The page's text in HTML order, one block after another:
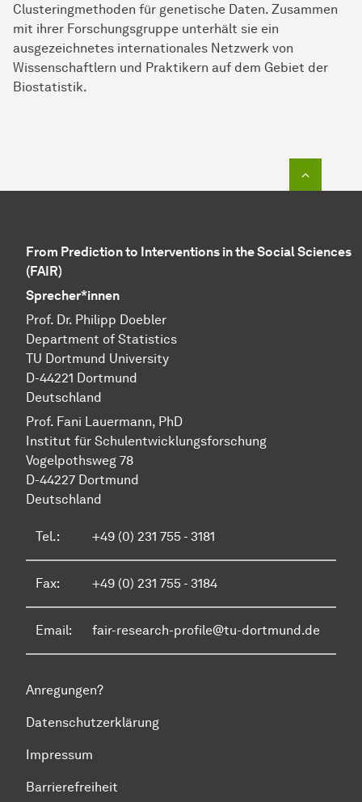
Clusteringmethoden für genetische Daten. Zusammen
mit ihrer Forschungsgruppe unterhält sie ein
ausgezeichnetes internationales Netzwerk von
Wissenschaftlern und Praktikern auf dem Gebiet der
Biostatistik.
From Prediction to Interventions in the Social Sciences
(FAIR)
Sprecher*innen
Prof. Dr. Philipp Doebler
Department of Statistics
TU Dortmund University
D-44221 Dortmund
Deutschland
Prof. Fani Lauermann, PhD
Institut für Schul­ent­wicklungs­forschung
Vo­gel­pothsweg 78
D-44227 Dort­mund
Deutschland
Tel.: +49 (0) 231 755 - 3181
Fax: +49 (0) 231 755 - 3184
Email: fair-research-profile@tu-dortmund.de
Anregungen?
Datenschutzerklärung
Impressum
Barrierefreiheit